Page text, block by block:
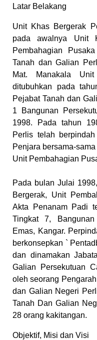
Latar Belakang
Unit Khas Bergerak
pada awalnya Unit
Pembahagian
Tanah dan Galian
Mat. Manakala
ditubuhkan pada
Pejabat Tanah dan
1 Bangunan
1998. Pada tahun
Perlis telah
Penjara bersama-
Unit Pembahagian
Pada bulan Julai
Bergerak, Unit
Akta Penanam Padi
Tingkat 7,
Emas, Kangar.
berkonsepkan `
dan dinamakan
Galian Persekutuan
oleh seorang
dan Galian Negeri
Tanah Dan Galian
28 orang kakitangan.
Objektif, Misi dan Visi